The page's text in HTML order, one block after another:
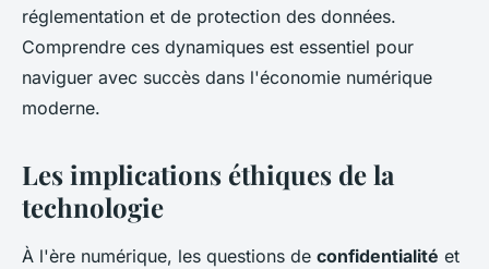
réglementation et de protection des données.
Comprendre ces dynamiques est essentiel pour
naviguer avec succès dans l'économie numérique
moderne.
Les implications éthiques de la
technologie
À l'ère numérique, les questions de confidentialité et